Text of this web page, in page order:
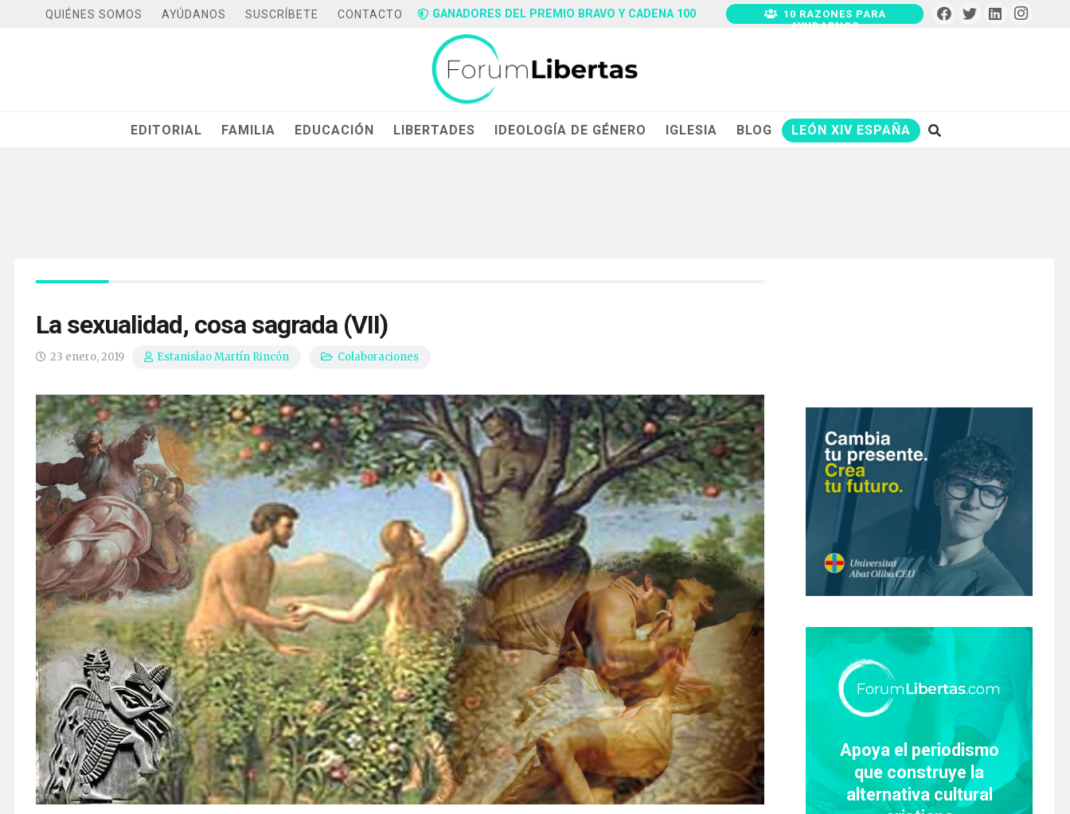
QUIÉNES SOMOS AYÚDANOS SUSCRÍBETE CONTACTO GANADORES DEL PREMIO BRAVO Y CADENA 100
10 RAZONES PARA
AYUDARNOS
EDITORIAL FAMILIA EDUCACIÓN LIBERTADES IDEOLOGÍA DE GÉNERO IGLESIA BLOG LEÓN XIV ESPAÑA
La sexualidad, cosa sagrada (VII)
23 enero, 2019 Estanislao Martín Rincón Colaboraciones
Apoya el periodismo
que construye la
alternativa cultural